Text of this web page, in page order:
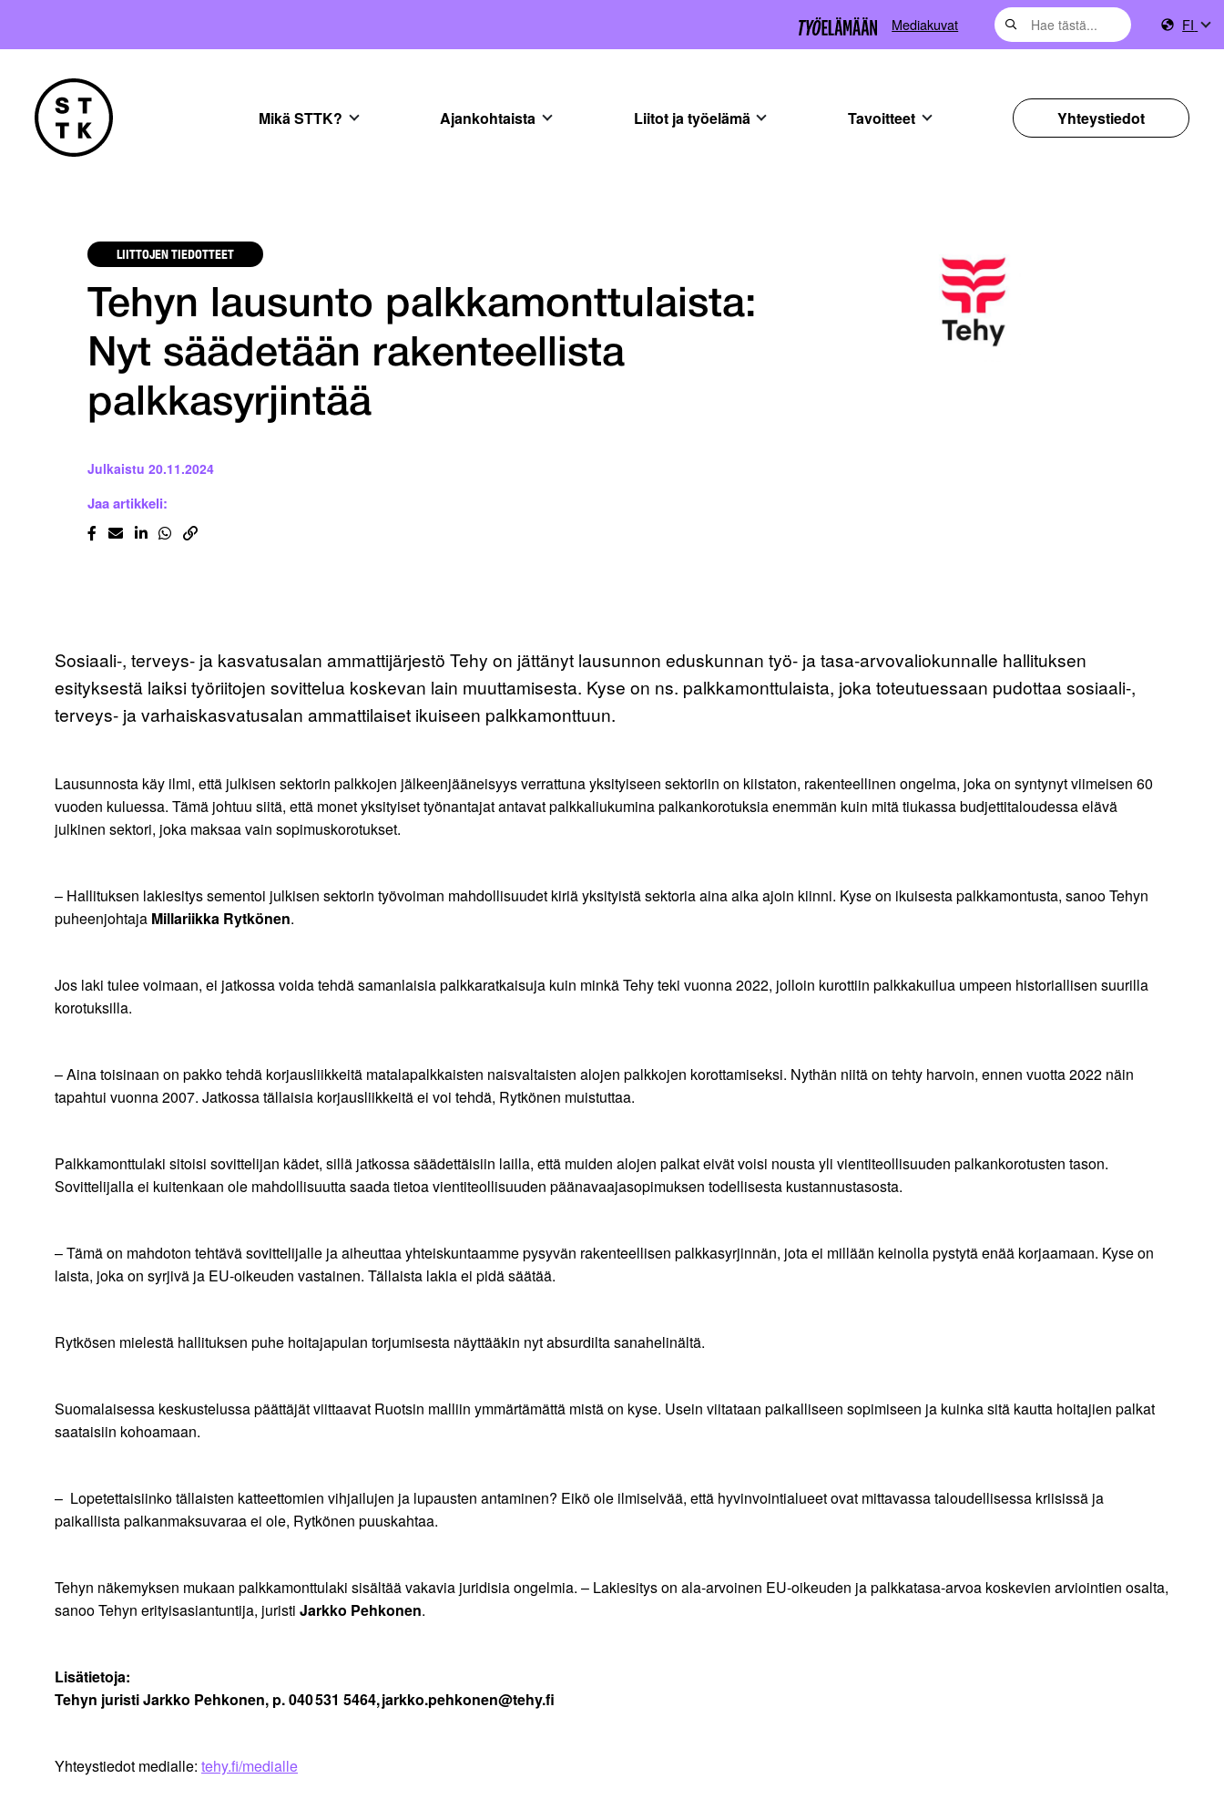
Mediakuvat FI
Mikä STTK? Ajankohtaista Liitot ja työelämä Tavoitteet Yhteystiedot
LIITTOJEN TIEDOTTEET
Tehyn lausunto palkkamonttulaista:
Nyt säädetään rakenteellista
palkkasyrjintää
Julkaistu 20.11.2024
Jaa artikkeli:
Sosiaali-, terveys- ja kasvatusalan ammattijärjestö Tehy on jättänyt lausunnon eduskunnan työ- ja tasa-arvovaliokunnalle hallituksen
esityksestä laiksi työriitojen sovittelua koskevan lain muuttamisesta. Kyse on ns. palkkamonttulaista, joka toteutuessaan pudottaa sosiaali-,
terveys- ja varhaiskasvatusalan ammattilaiset ikuiseen palkkamonttuun.
Lausunnosta käy ilmi, että julkisen sektorin palkkojen jälkeenjääneisyys verrattuna yksityiseen sektoriin on kiistaton, rakenteellinen ongelma, joka on syntynyt viimeisen 60
vuoden kuluessa. Tämä johtuu siitä, että monet yksityiset työnantajat antavat palkkaliukumina palkankorotuksia enemmän kuin mitä tiukassa budjettitaloudessa elävä
julkinen sektori, joka maksaa vain sopimuskorotukset.
– Hallituksen lakiesitys sementoi julkisen sektorin työvoiman mahdollisuudet kiriä yksityistä sektoria aina aika ajoin kiinni. Kyse on ikuisesta palkkamontusta, sanoo Tehyn
puheenjohtaja Millariikka Rytkönen.
Jos laki tulee voimaan, ei jatkossa voida tehdä samanlaisia palkkaratkaisuja kuin minkä Tehy teki vuonna 2022, jolloin kurottiin palkkakuilua umpeen historiallisen suurilla
korotuksilla.
– Aina toisinaan on pakko tehdä korjausliikkeitä matalapalkkaisten naisvaltaisten alojen palkkojen korottamiseksi. Nythän niitä on tehty harvoin, ennen vuotta 2022 näin
tapahtui vuonna 2007. Jatkossa tällaisia korjausliikkeitä ei voi tehdä, Rytkönen muistuttaa.
Palkkamonttulaki sitoisi sovittelijan kädet, sillä jatkossa säädettäisiin lailla, että muiden alojen palkat eivät voisi nousta yli vientiteollisuuden palkankorotusten tason.
Sovittelijalla ei kuitenkaan ole mahdollisuutta saada tietoa vientiteollisuuden päänavaajasopimuksen todellisesta kustannustasosta.
– Tämä on mahdoton tehtävä sovittelijalle ja aiheuttaa yhteiskuntaamme pysyvän rakenteellisen palkkasyrjinnän, jota ei millään keinolla pystytä enää korjaamaan. Kyse on
laista, joka on syrjivä ja EU-oikeuden vastainen. Tällaista lakia ei pidä säätää.
Rytkösen mielestä hallituksen puhe hoitajapulan torjumisesta näyttääkin nyt absurdilta sanahelinältä.
Suomalaisessa keskustelussa päättäjät viittaavat Ruotsin malliin ymmärtämättä mistä on kyse. Usein viitataan paikalliseen sopimiseen ja kuinka sitä kautta hoitajien palkat
saataisiin kohoamaan.
– Lopetettaisiinko tällaisten katteettomien vihjailujen ja lupausten antaminen? Eikö ole ilmiselvää, että hyvinvointialueet ovat mittavassa taloudellisessa kriisissä ja
paikallista palkanmaksuvaraa ei ole, Rytkönen puuskahtaa.
Tehyn näkemyksen mukaan palkkamonttulaki sisältää vakavia juridisia ongelmia. – Lakiesitys on ala-arvoinen EU-oikeuden ja palkkatasa-arvoa koskevien arviointien osalta,
sanoo Tehyn erityisasiantuntija, juristi Jarkko Pehkonen.
Lisätietoja:
Tehyn juristi Jarkko Pehkonen, p.040531 5464,jarkko.pehkonen@tehy.fi
Yhteystiedot medialle: tehy.fi/medialle